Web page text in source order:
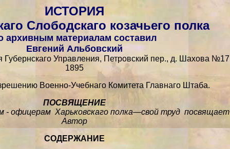
ИСТОРИЯ
Слободскаго козачьего полка
архивным материалам составил
Евгений Альбовский
Губернскаго Управления, Петровский пер., д. Шахова №17
1895
Военно-Учебнаго Комитета Главнаго Штаба.
ПОСВЯЩЕНИЕ
офицерам Харьковскаго полка—свой труд посвящает
Автор
СОДЕРЖАНИЕ